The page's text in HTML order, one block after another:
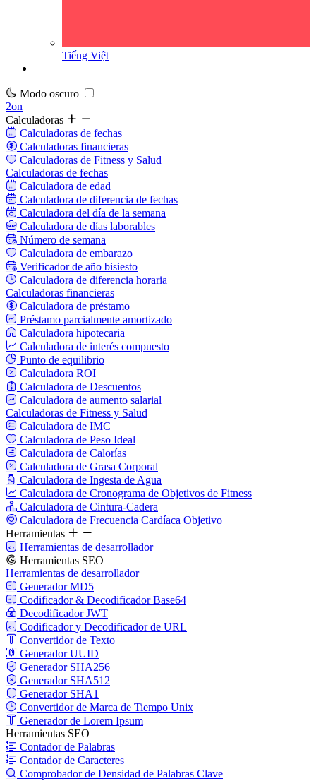
Tiếng Việt
Modo oscuro
2on
Calculadoras
Calculadoras de fechas
Calculadoras financieras
Calculadoras de Fitness y Salud
Calculadoras de fechas
Calculadora de edad
Calculadora de diferencia de fechas
Calculadora del día de la semana
Calculadora de días laborables
Número de semana
Calculadora de embarazo
Verificador de año bisiesto
Calculadora de diferencia horaria
Calculadoras financieras
Calculadora de préstamo
Préstamo parcialmente amortizado
Calculadora hipotecaria
Calculadora de interés compuesto
Punto de equilibrio
Calculadora ROI
Calculadora de Descuentos
Calculadora de aumento salarial
Calculadoras de Fitness y Salud
Calculadora de IMC
Calculadora de Peso Ideal
Calculadora de Calorías
Calculadora de Grasa Corporal
Calculadora de Ingesta de Agua
Calculadora de Cronograma de Objetivos de Fitness
Calculadora de Cintura-Cadera
Calculadora de Frecuencia Cardíaca Objetivo
Herramientas
Herramientas de desarrollador
Herramientas SEO
Herramientas de desarrollador
Generador MD5
Codificador & Decodificador Base64
Decodificador JWT
Codificador y Decodificador de URL
Convertidor de Texto
Generador UUID
Generador SHA256
Generador SHA512
Generador SHA1
Convertidor de Marca de Tiempo Unix
Generador de Lorem Ipsum
Herramientas SEO
Contador de Palabras
Contador de Caracteres
Comprobador de Densidad de Palabras Clave